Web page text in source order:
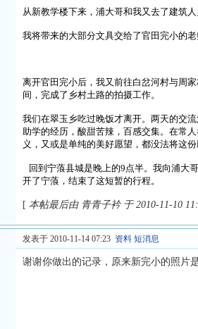
从新教学楼下来，浦大哥和我又去了建筑
我将带来的大部分文具交给了官田完小的
离开官田完小后，我又前往白岔河村与周
间，完成了乡村土路的拍摄工作。
我们在翠玉乡吃过晚饭才离开。两天的交
助学的经历，酸甜苦辣，百感交集。在常
义，又或是单纯的美好愿望，都没法将这
回到宁蒗县城是晚上的9点半。我向浦大
开了宁蒗，结束了这短暂的行程。
[ 本帖最后由 青青子衿 于 2010-11-10
发表于 2010-11-14 07:23 资料 短消息
谢谢你做出的记录，原来新完小的照片